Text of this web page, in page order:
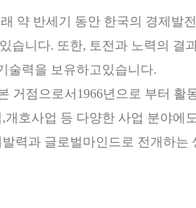
약 반세기 동안 한국의 경제발
습니다. 또한, 토전과 노력의
술력을 보유하고있습니다.
거점으로서1966년으로 부터
호사업 등 다양한 사업 분야에
력과 글로벌마인드로 전개하